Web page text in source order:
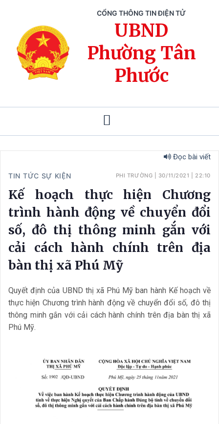
CỔNG THÔNG TIN ĐIỆN TỬ
UBND
Phường Tân
Phước
Đọc bài viết
TIN TỨC SỰ KIỆN PHI TRƯỜNG 30/11/2021 22:10
Kế hoạch thực hiện Chương
trình hành động về chuyển đổi
số, đô thị thông minh gắn với
cải cách hành chính trên địa
bàn thị xã Phú Mỹ
Quyết định của UBND thị xã Phú Mỹ ban hành Kế hoạch về
thực hiện Chương trình hành động về chuyển đổi số, đô thị
thông minh gắn với cải cách hành chính trên địa bàn thị xã
Phú Mỹ.